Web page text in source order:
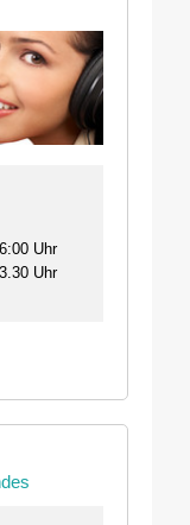
Uhr
Uhr
11.09.2026 19:00